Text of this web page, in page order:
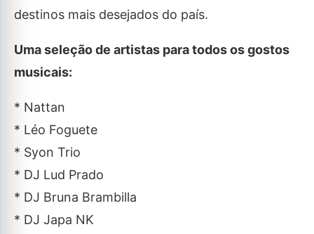
destinos mais desejados do país.
Uma seleção de artistas para todos os gostos
musicais:
* Nattan
* Léo Foguete
* Syon Trio
* DJ Lud Prado
* DJ Bruna Brambilla
* DJ Japa NK